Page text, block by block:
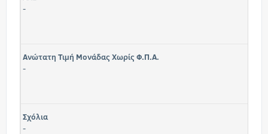
-
Ανώτατη Τιμή Μονάδας Χωρίς Φ.Π.Α.
-
Σχόλια
-